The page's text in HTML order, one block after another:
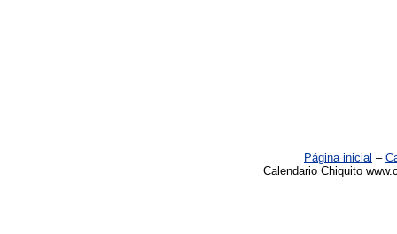
Página inicial –
Calendario Chiquito